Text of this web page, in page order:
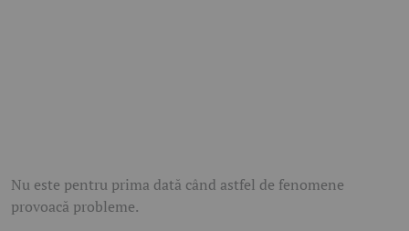
Nu este pentru prima dată când astfel de fenomene
provoacă probleme.